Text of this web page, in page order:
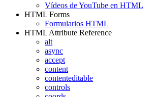
Vídeos de YouTube en HTML
HTML Forms
Formularios HTML
HTML Attribute Reference
alt
async
accept
content
contenteditable
controls